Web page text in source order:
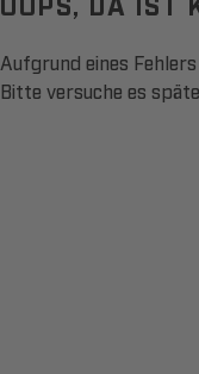
Aufgrund eines
Bitte versuche es